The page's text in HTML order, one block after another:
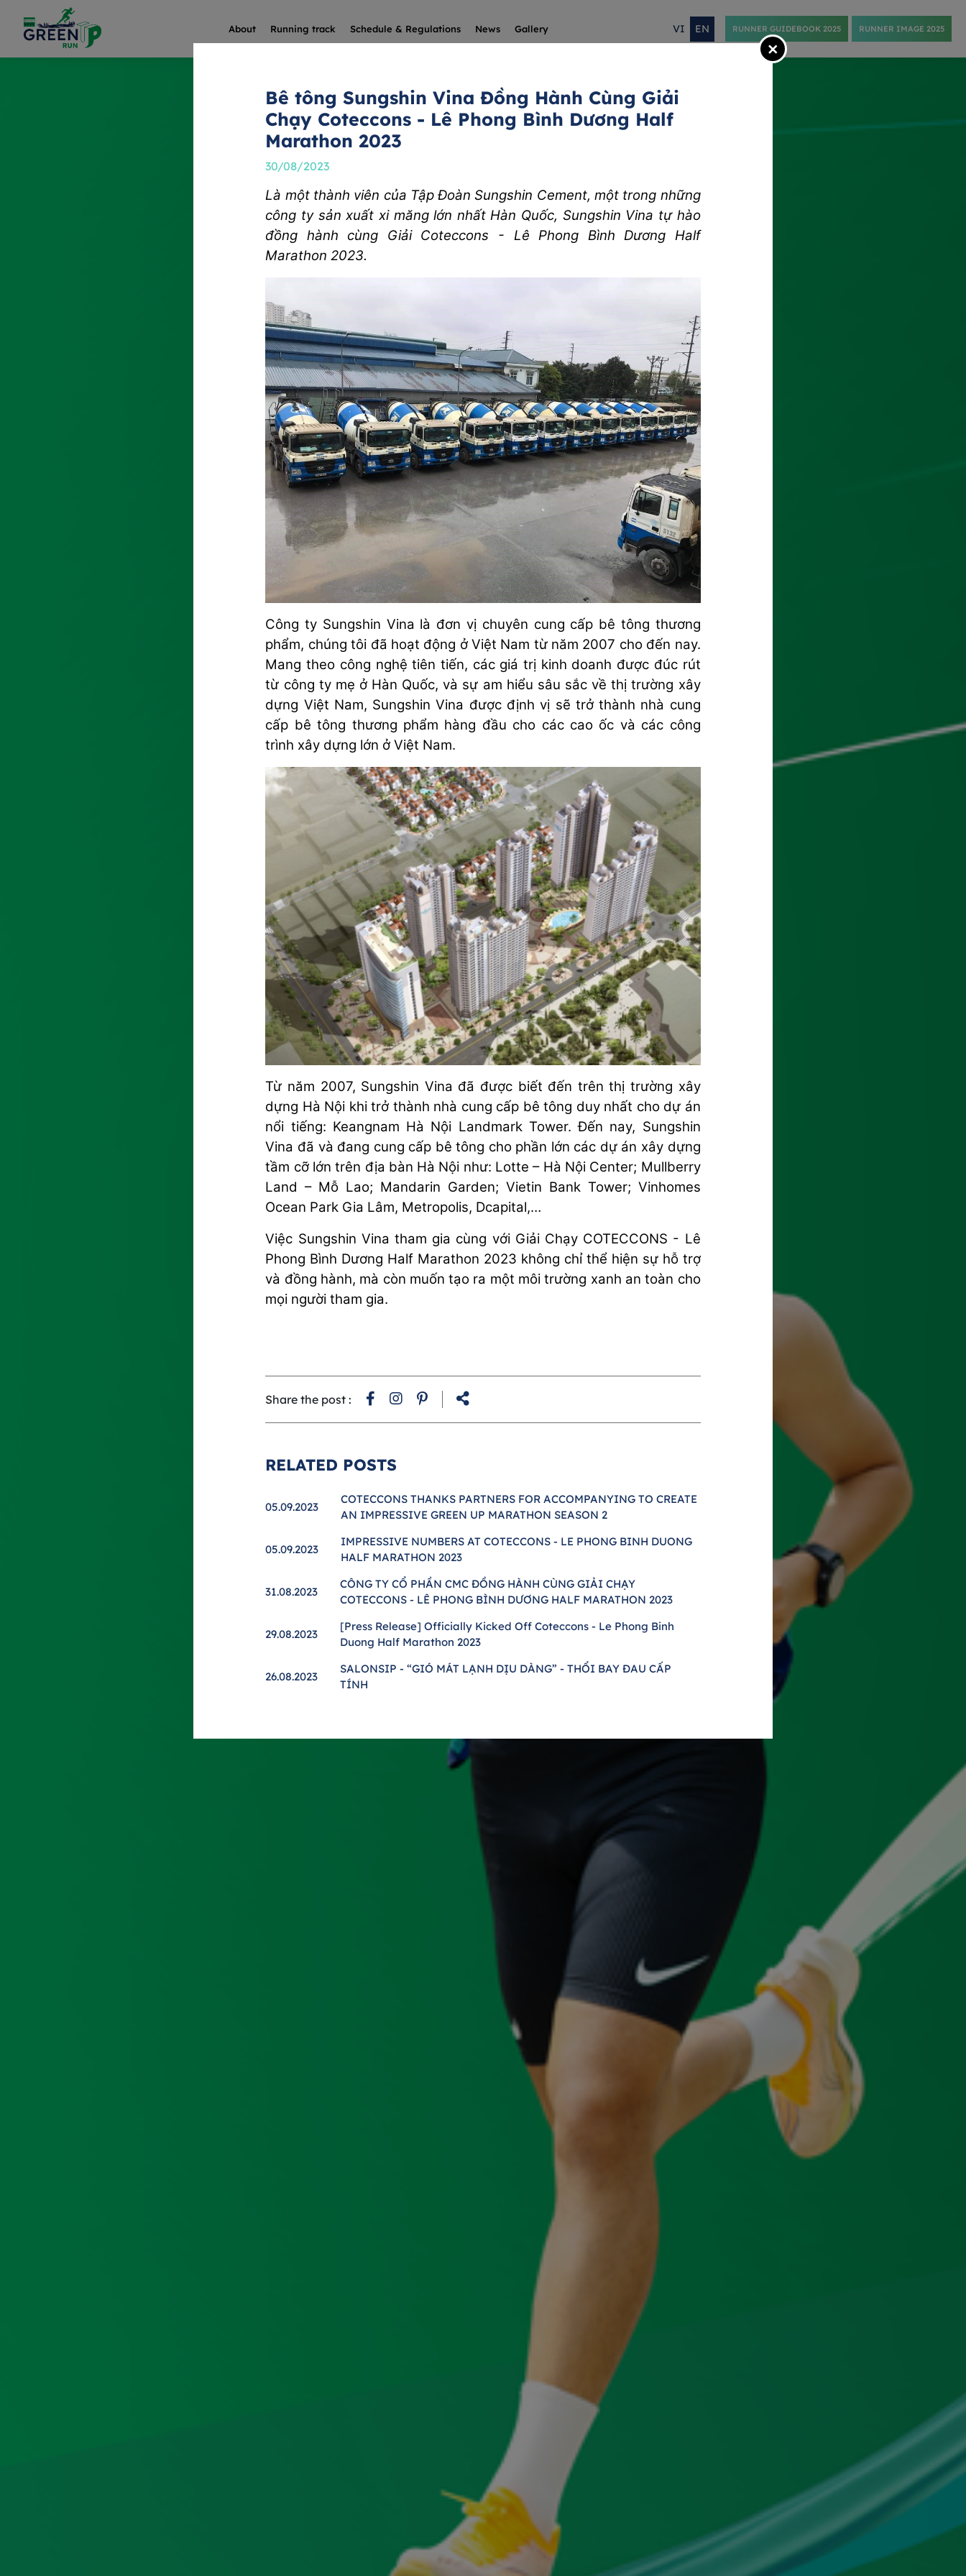
About Running track Schedule & Regulations News Gallery VI EN RUNNER GUIDEBOOK 2025 RUNNER IMAGE 2025
×
Bê tông Sungshin Vina Đồng Hành Cùng Giải
Chạy Coteccons - Lê Phong Bình Dương Half
Marathon 2023
30/08/2023
Là một thành viên của Tập Đoàn Sungshin Cement, một trong những
công ty sản xuất xi măng lớn nhất Hàn Quốc, Sungshin Vina tự hào
đồng hành cùng Giải Coteccons - Lê Phong Bình Dương Half
Marathon 2023.
Công ty Sungshin Vina là đơn vị chuyên cung cấp bê tông thương
phẩm, chúng tôi đã hoạt động ở Việt Nam từ năm 2007 cho đến nay.
Mang theo công nghệ tiên tiến, các giá trị kinh doanh được đúc rút
từ công ty mẹ ở Hàn Quốc, và sự am hiểu sâu sắc về thị trường xây
dựng Việt Nam, Sungshin Vina được định vị sẽ trở thành nhà cung
cấp bê tông thương phẩm hàng đầu cho các cao ốc và các công
trình xây dựng lớn ở Việt Nam.
Từ năm 2007, Sungshin Vina đã được biết đến trên thị trường xây
dựng Hà Nội khi trở thành nhà cung cấp bê tông duy nhất cho dự án
nổi tiếng: Keangnam Hà Nội Landmark Tower. Đến nay, Sungshin
Vina đã và đang cung cấp bê tông cho phần lớn các dự án xây dựng
tầm cỡ lớn trên địa bàn Hà Nội như: Lotte – Hà Nội Center; Mullberry
Land – Mỗ Lao; Mandarin Garden; Vietin Bank Tower; Vinhomes
Ocean Park Gia Lâm, Metropolis, Dcapital,…
Việc Sungshin Vina tham gia cùng với Giải Chạy COTECCONS - Lê
Phong Bình Dương Half Marathon 2023 không chỉ thể hiện sự hỗ trợ
và đồng hành, mà còn muốn tạo ra một môi trường xanh an toàn cho
mọi người tham gia.
Share the post :
RELATED POSTS
05.09.2023
COTECCONS THANKS PARTNERS FOR ACCOMPANYING TO CREATE
AN IMPRESSIVE GREEN UP MARATHON SEASON 2
05.09.2023
IMPRESSIVE NUMBERS AT COTECCONS - LE PHONG BINH DUONG
HALF MARATHON 2023
31.08.2023
CÔNG TY CỔ PHẦN CMC ĐỒNG HÀNH CÙNG GIẢI CHẠY
COTECCONS - LÊ PHONG BÌNH DƯƠNG HALF MARATHON 2023
29.08.2023
[Press Release] Officially Kicked Off Coteccons - Le Phong Binh
Duong Half Marathon 2023
26.08.2023
SALONSIP - “GIÓ MÁT LẠNH DỊU DÀNG” - THỔI BAY ĐAU CẤP
TÍNH